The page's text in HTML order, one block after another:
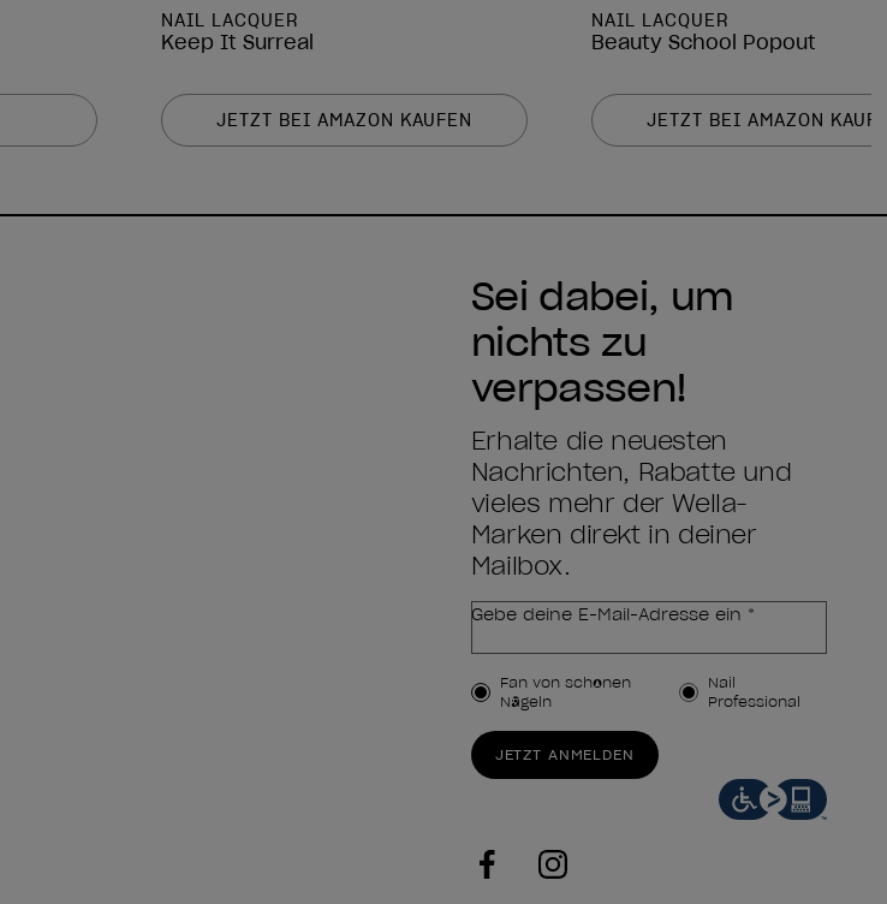
NAIL LACQUER
Keep It Surreal
JETZT BEI AMAZON KAUFEN
NAIL LACQUER
Beauty School Popout
JETZT BEI AMAZON
Sei dabei, um
nichts zu
verpassen!
Erhalte die neuesten
Nachrichten, Rabatte und
vieles mehr der Wella-
Marken direkt in deiner
Mailbox.
Gebe deine E-Mail-Adresse ein *
Kundenart
Fan von schönen
Nägeln
Nail
Professional
JETZT ANMELDEN